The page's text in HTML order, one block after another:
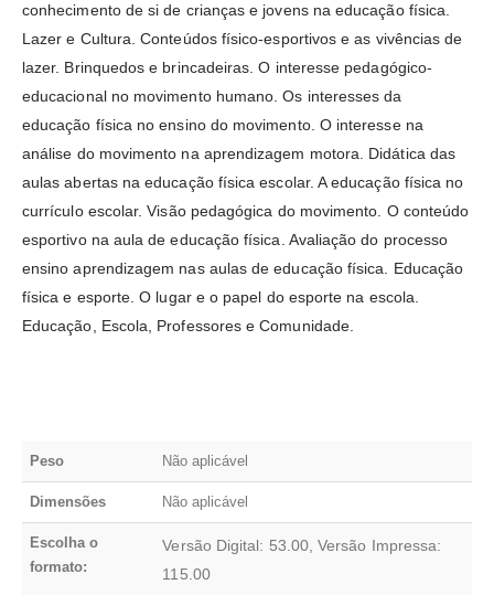
conhecimento de si de crianças e jovens na educação física.
Lazer e Cultura. Conteúdos físico-esportivos e as vivências de
lazer. Brinquedos e brincadeiras. O interesse pedagógico-
educacional no movimento humano. Os interesses da
educação física no ensino do movimento. O interesse na
análise do movimento na aprendizagem motora. Didática das
aulas abertas na educação física escolar. A educação física no
currículo escolar. Visão pedagógica do movimento. O conteúdo
esportivo na aula de educação física. Avaliação do processo
ensino aprendizagem nas aulas de educação física. Educação
física e esporte. O lugar e o papel do esporte na escola.
Educação, Escola, Professores e Comunidade.
Peso Não aplicável
Dimensões Não aplicável
Escolha o
formato:
Versão Digital: 53.00, Versão Impressa:
115.00